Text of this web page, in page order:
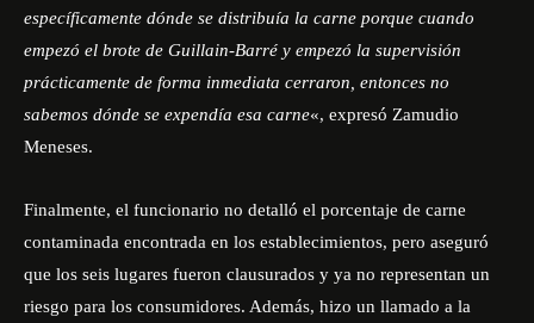
específicamente dónde se distribuía la carne porque cuando
empezó el brote de Guillain-Barré y empezó la supervisión
prácticamente de forma inmediata cerraron, entonces no
sabemos dónde se expendía esa carne«, expresó Zamudio
Meneses.
Finalmente, el funcionario no detalló el porcentaje de carne
contaminada encontrada en los establecimientos, pero aseguró
que los seis lugares fueron clausurados y ya no representan un
riesgo para los consumidores. Además, hizo un llamado a la